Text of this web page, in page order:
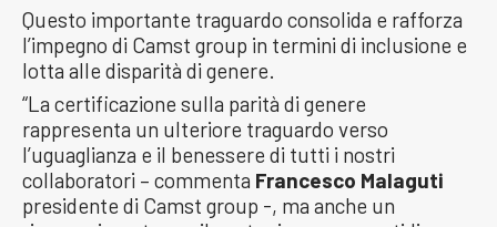
Questo importante traguardo consolida e rafforza
l’impegno di Camst group in termini di inclusione e
lotta alle disparità di genere.
“La certificazione sulla parità di genere
rappresenta un ulteriore traguardo verso
l’uguaglianza e il benessere di tutti i nostri
collaboratori – commenta Francesco Malaguti
presidente di Camst group -, ma anche un